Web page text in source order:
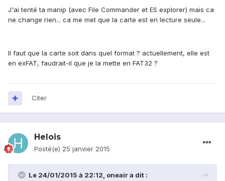
J'ai tenté ta manip (avec File Commander et ES explorer) mais ca
ne change rien... ca me met que la carte est en lecture seule...
Il faut que la carte soit dans quel format ? actuellement, elle est
en exFAT, faudrait-il que je la mette en FAT32 ?
Citer
Helois
Posté(e) 25 janvier 2015
Le 24/01/2015 à 22:12, oneair a dit :